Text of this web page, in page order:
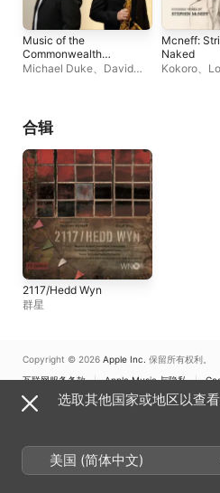
Music of the
Commonwealth
(Australia, Uk, Cyprus,
Michael Duke、 David
Mcneff:
Naked
Kokoro、
合辑
2117/Hedd Wyn
群星
Copyright © 2026 Apple Inc. 保留所有权利。
互联网服务条款
Apple Music 与隐私
选取其他国家或地区以查
美国 (简体中文)